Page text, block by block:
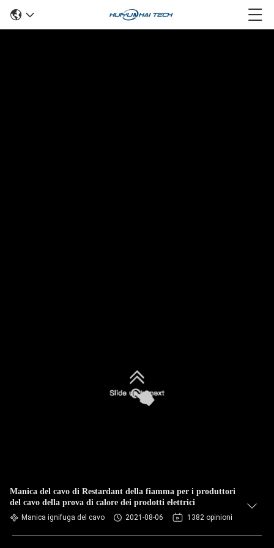
Manica del cavo di Restardant della fiamma per i produttori
del cavo della prova di calore dei prodotti elettrici
Manica ignifuga del cavo 2021-08-06 1382 opinioni